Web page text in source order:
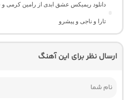
دانلود ریمیکس عشق ابدی از رامین کرمی
تارا و ناجی و پیشرو
ارسال نظر برای این آهنگ